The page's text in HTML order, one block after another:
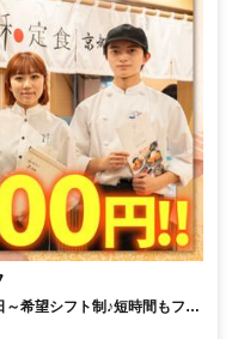
希望シフト制♪短時間もフル
か？♪